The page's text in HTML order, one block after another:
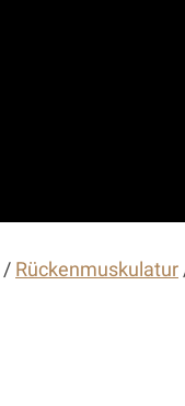
/ Rückenmuskulatur